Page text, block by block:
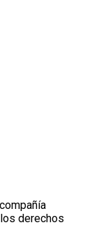
derechos